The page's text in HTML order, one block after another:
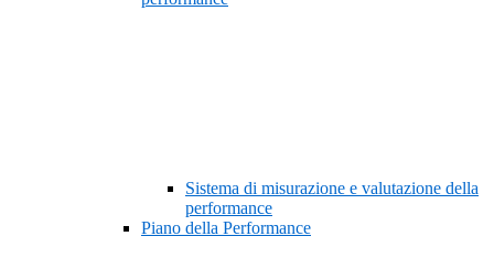
Sistema di misurazione e valutazione della
performance
Piano della Performance